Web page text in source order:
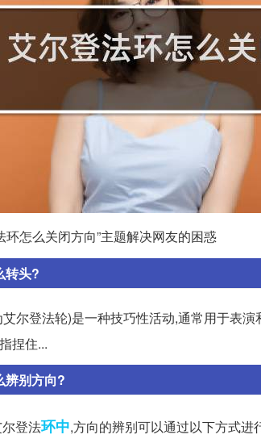
环怎么关闭方向”主题解决网友的困惑
转头?
尔登法轮)是一种技巧性活动,通常用于表
捏住...
辨别方向?
登法环中,方向的辨别可以通过以下方式